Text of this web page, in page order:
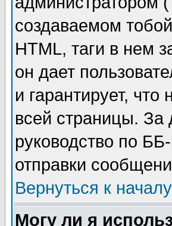
создаваемом
HTML, таги в нем
он дает
и гарантирует,
всей страницы.
руководство по
отправки
Вернуться к началу
Могу ли я